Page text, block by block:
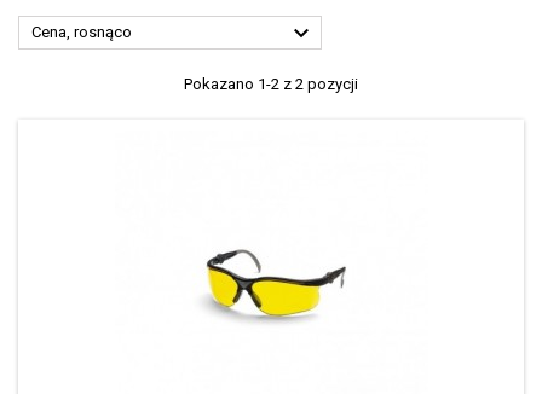
Cena, rosnąco 
Pokazano 1-2 z 2 pozycji